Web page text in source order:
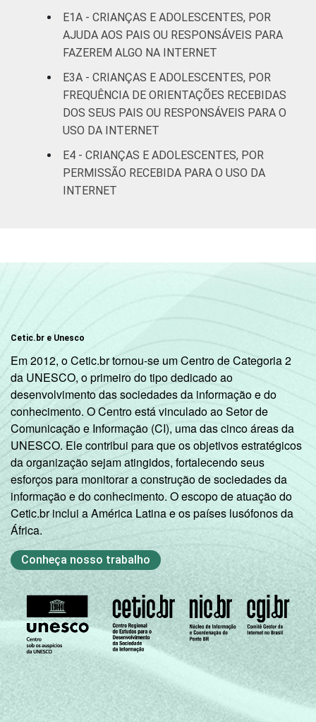
OU DO
ADOLESCENTE
De 11 a 12
anos
De 13 a 14
anos
51
anos
42
RENDA
Não tem
renda
84
Não sabe 41 51
Não
respondeu
46
CLASSE
SOCIAL
AB 53 38
53 37
COR OU RAÇA Branca 51 43
Preta 49 25
Parda 36
E1A - CRIANÇAS E ADOLESCENTES, POR
AJUDA AOS PAIS OU RESPONSÁVEIS PARA
FAZEREM ALGO NA INTERNET
E3A - CRIANÇAS E ADOLESCENTES, POR
FREQUÊNCIA DE ORIENTAÇÕES RECEBIDAS
DOS SEUS PAIS OU RESPONSÁVEIS PARA O
USO DA INTERNET
E4 - CRIANÇAS E ADOLESCENTES, POR
PERMISSÃO RECEBIDA PARA O USO DA
INTERNET
Cetic.br e Unesco
Em 2012, o Cetic.br tornou-se um Centro de Categoria 2
da UNESCO, o primeiro do tipo dedicado ao
desenvolvimento das sociedades da informação e do
conhecimento. O Centro está vinculado ao Setor de
Comunicação e Informação (CI), uma das cinco áreas da
UNESCO. Ele contribui para que os objetivos estratégicos
da organização sejam atingidos, fortalecendo seus
esforços para monitorar a construção de sociedades da
informação e do conhecimento. O escopo de atuação do
Cetic.br inclui a América Latina e os países lusófonos da
África.
Conheça nosso trabalho